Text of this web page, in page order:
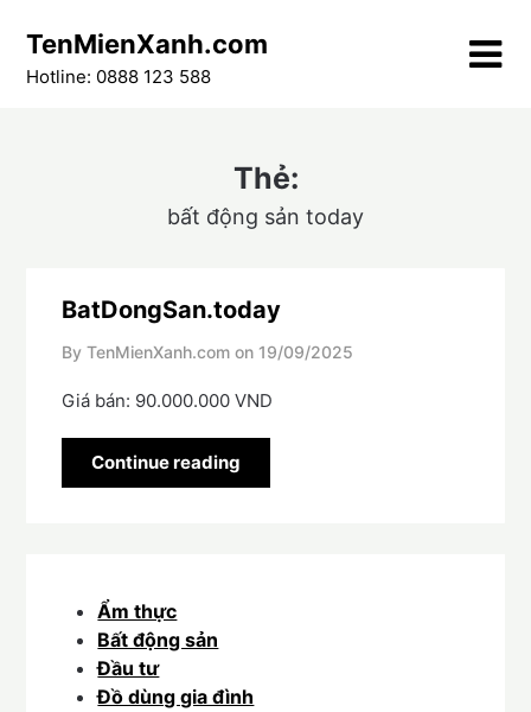
content
TenMienXanh.com
Hotline: 0888 123 588
Thẻ:
bất động sản today
BatDongSan.today
By TenMienXanh.com on 19/09/2025
Giá bán: 90.000.000 VND
Continue reading
Ẩm thực
Bất động sản
Đầu tư
Đồ dùng gia đình